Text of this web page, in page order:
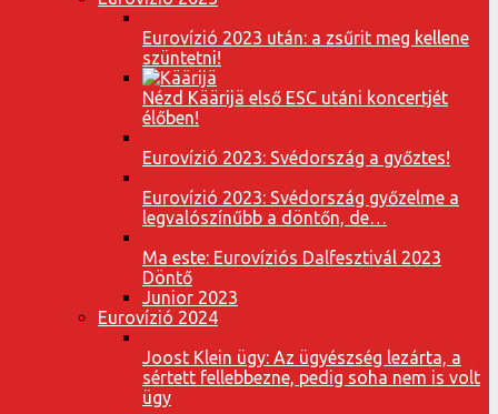
Eurovízió 2023 után: a zsűrit meg kellene
szüntetni!
Nézd Käärijä első ESC utáni koncertjét
élőben!
Eurovízió 2023: Svédország a győztes!
Eurovízió 2023: Svédország győzelme a
legvalószínűbb a döntőn, de…
Ma este: Eurovíziós Dalfesztivál 2023
Döntő
Junior 2023
Eurovízió 2024
Joost Klein ügy: Az ügyészség lezárta, a
sértett fellebbezne, pedig soha nem is volt
ügy